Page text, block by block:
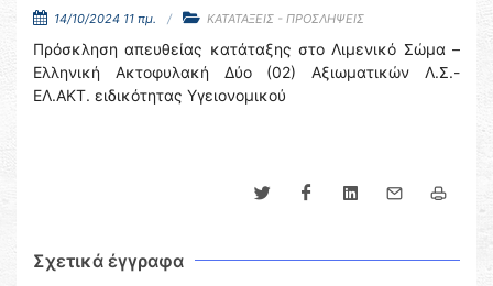
14/10/2024 11 πμ. ΚΑΤΑΤΑΞΕΙΣ - ΠΡΟΣΛΗΨΕΙΣ
Πρόσκληση απευθείας κατάταξης στο Λιμενικό Σώμα –
Ελληνική Ακτοφυλακή Δύο (02) Αξιωματικών Λ.Σ.-
ΕΛ.ΑΚΤ. ειδικότητας Υγειονομικού
Σχετικά έγγραφα